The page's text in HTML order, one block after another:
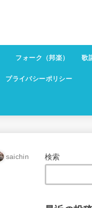
フォーク（邦楽） 歌
プライバシーポリシー
saichin 検索